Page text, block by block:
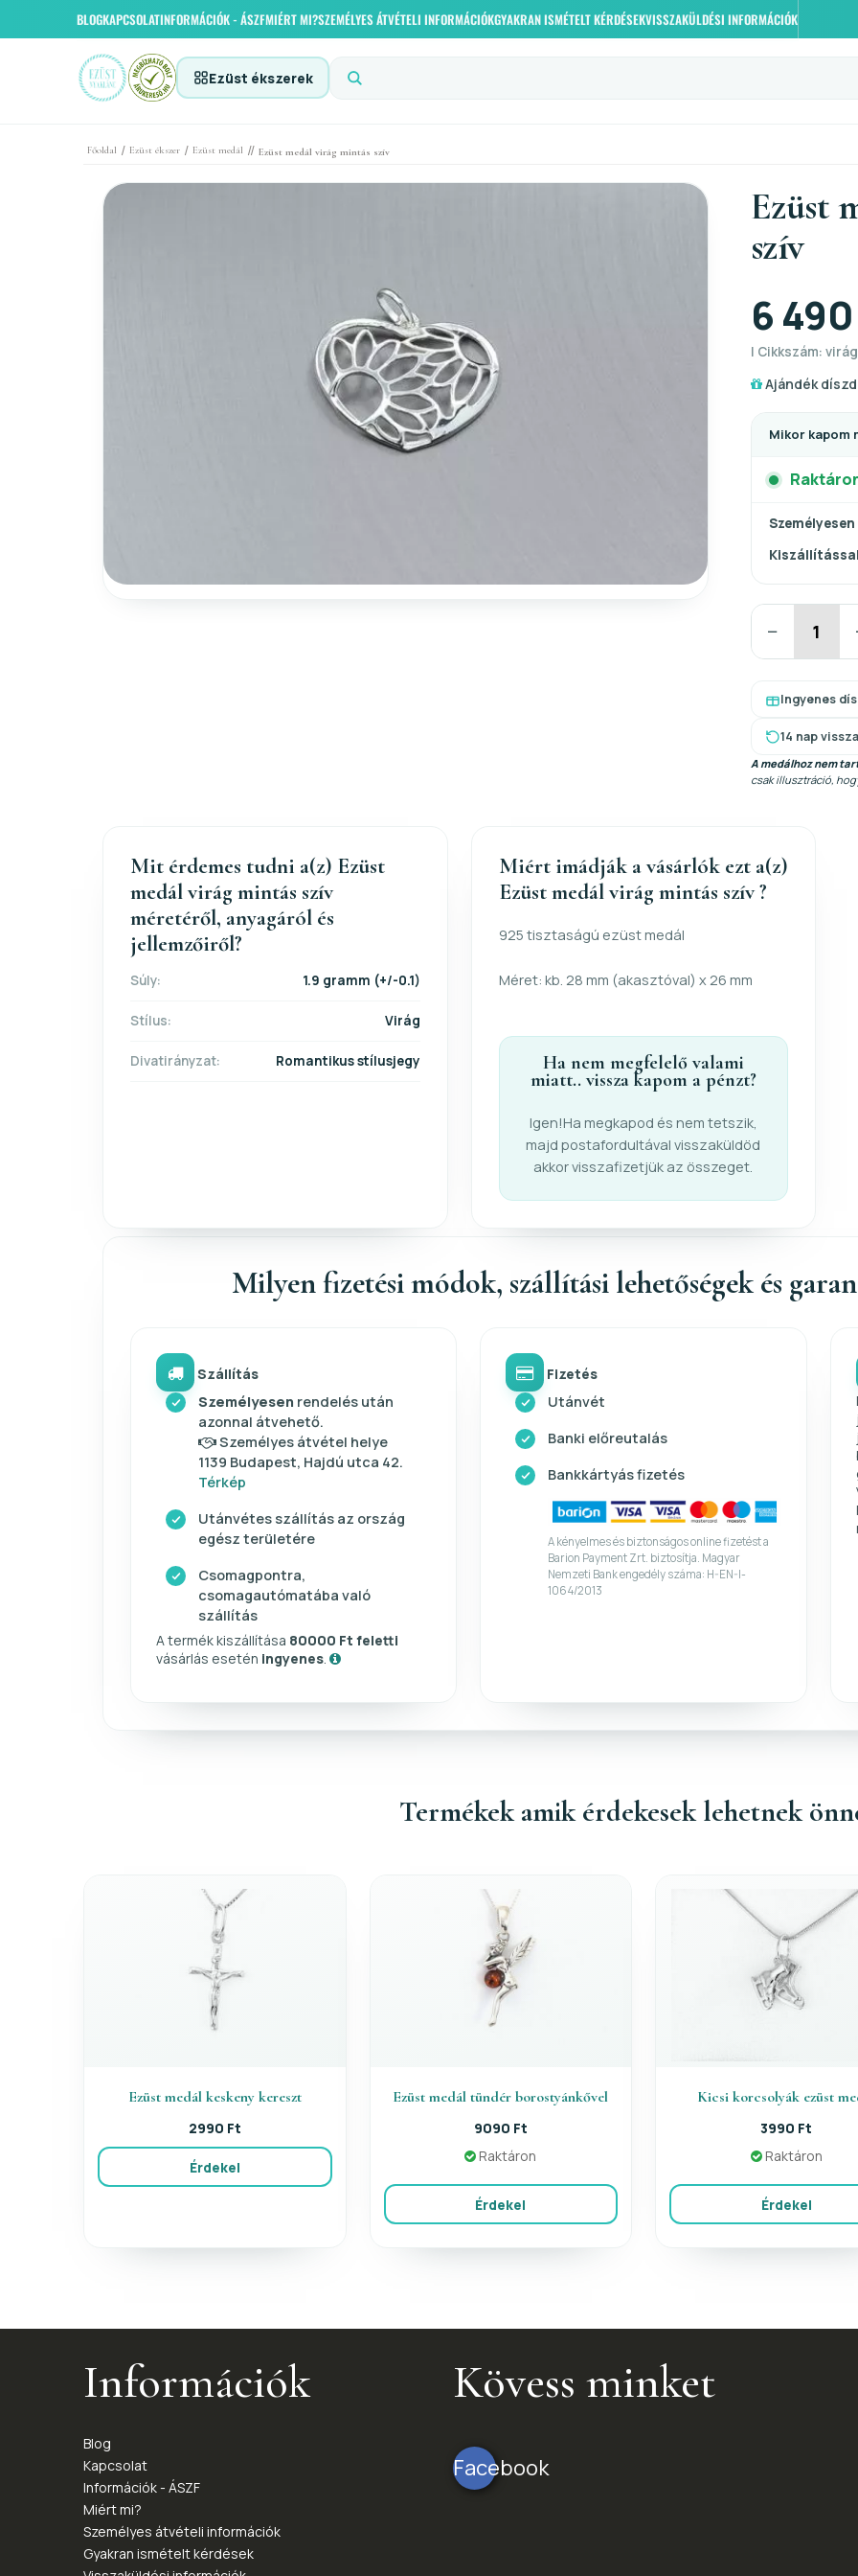
BLOGKAPCSOLATINFORMÁCIÓK - ÁSZFMIÉRT MI?SZEMÉLYES ÁTVÉTELI INFORMÁCIÓKGYAKRAN ISMÉTELT KÉRDÉSEKVISSZAKÜLDÉSI INFORMÁCIÓK
Ezüst ékszerek
Főoldal / Ezüst ékszer / Ezüst medál // Ezüst medál virág mintás szív
Ezüst
szív
6
| Cikkszám:
Ajándék
Mikor kapom
Személyesen
−
Ingyenes
14 nap
A medálhoz nem
csak illusztráció,
Mit érdemes tudni a(z) Ezüst
medál virág mintás szív
méretéről, anyagáról és
jellemzőiről?
Súly: 1.9 gramm (+/-0.1)
Stílus: Virág
Divatirányzat: Romantikus stílusjegy
Miért imádják a vásárlók ezt a(z)
Ezüst medál virág mintás szív ?
925 tisztaságú ezüst medál
Méret: kb. 28 mm (akasztóval) x 26 mm
Ha nem megfelelő valami
miatt.. vissza kapom a pénzt?
Igen!Ha megkapod és nem tetszik,
majd postafordultával visszaküldöd
akkor visszafizetjük az összeget.
Milyen fizetési módok, szállítási lehetőségek és
Szállítás
Személyesen rendelés után
azonnal átvehető.
Személyes átvétel helye
1139 Budapest, Hajdú utca 42.
Térkép
Utánvétes szállítás az ország
egész területére
Csomagpontra,
csomagautómatába való
szállítás
A termék kiszállítása 80000 Ft feletti
vásárlás esetén ingyenes.
Fizetés
Utánvét
Banki előreutalás
Bankkártyás fizetés
A kényelmes és biztonságos online fizetést a
Barion Payment Zrt. biztosítja. Magyar
Nemzeti Bank engedély száma: H-EN-I-
1064/2013
Termékek amik érdekesek lehetnek
Ezüst medál keskeny kereszt
2990 Ft
Érdekel
Ezüst medál tündér borostyánkővel
9090 Ft
Raktáron
Érdekel
Kicsi korcsolyák ezüst
3990 Ft
Raktáron
Érdekel
Információk
Blog
Kapcsolat
Információk - ÁSZF
Miért mi?
Személyes átvételi információk
Gyakran ismételt kérdések
Kövess minket
Facebook